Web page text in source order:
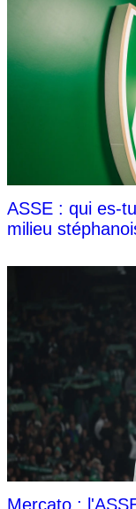
ASSE : qui es-
milieu
Mercato :